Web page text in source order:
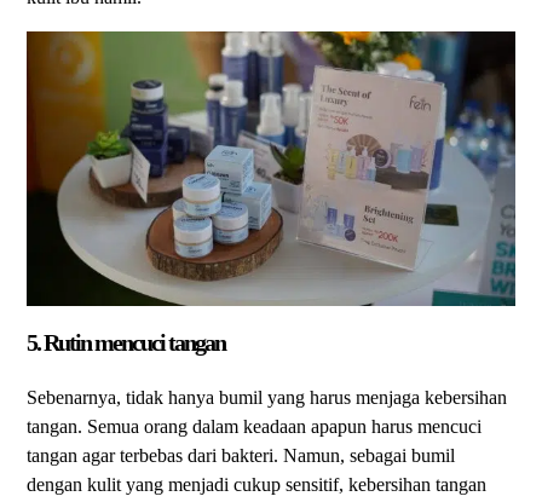
5. Rutin mencuci tangan
Sebenarnya, tidak hanya bumil yang harus menjaga kebersihan
tangan. Semua orang dalam keadaan apapun harus mencuci
tangan agar terbebas dari bakteri. Namun, sebagai bumil
dengan kulit yang menjadi cukup sensitif, kebersihan tangan